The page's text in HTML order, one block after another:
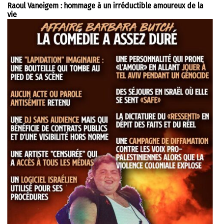
Raoul Vaneigem : hommage à un irréductible amoureux de la
vie